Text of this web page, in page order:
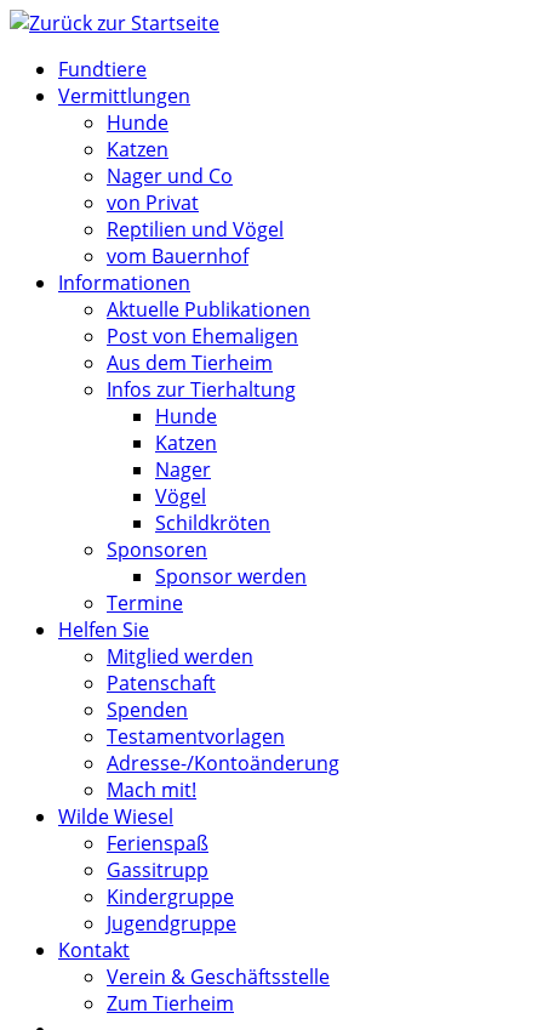
Zum
springenFundtiere
Vermittlungen
Hunde
Katzen
Nager und Co
von Privat
Reptilien und Vögel
vom Bauernhof
Informationen
Aktuelle Publikationen
Post von Ehemaligen
Aus dem Tierheim
Infos zur Tierhaltung
Hunde
Katzen
Nager
Vögel
Schildkröten
Sponsoren
Sponsor werden
Termine
Helfen Sie
Mitglied werden
Patenschaft
Spenden
Testamentvorlagen
Adresse-/Kontoänderung
Mach mit!
Wilde Wiesel
Ferienspaß
Gassitrupp
Kindergruppe
Jugendgruppe
Kontakt
Verein & Geschäftsstelle
Zum Tierheim